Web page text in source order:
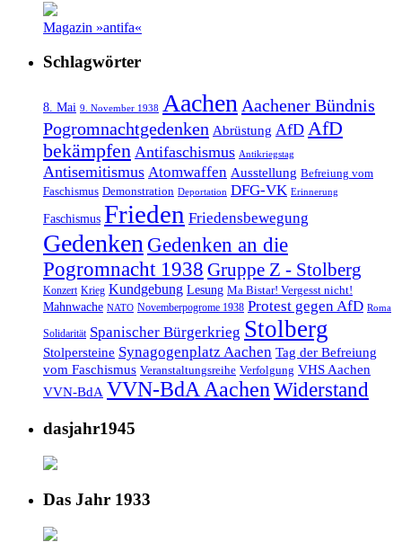
Magazin »antifa«
Schlagwörter
8. Mai 9. November 1938 Aachen Aachener Bündnis
Pogromnachtgedenken Abrüstung AfD AfD
bekämpfen Antifaschismus Antikriegstag
Antisemitismus Atomwaffen Ausstellung Befreiung vom
Faschismus Demonstration Deportation DFG-VK Erinnerung
Faschismus Frieden Friedensbewegung
Gedenken Gedenken an die
Pogromnacht 1938 Gruppe Z - Stolberg
Konzert Krieg Kundgebung Lesung Ma Bistar! Vergesst nicht!
Mahnwache NATO Novemberpogrome 1938 Protest gegen AfD Roma
Solidarität Spanischer Bürgerkrieg Stolberg
Stolpersteine Synagogenplatz Aachen Tag der Befreiung
vom Faschismus Veranstaltungsreihe Verfolgung VHS Aachen
VVN-BdA VVN-BdA AachenWiderstand
dasjahr1945
Das Jahr 1933